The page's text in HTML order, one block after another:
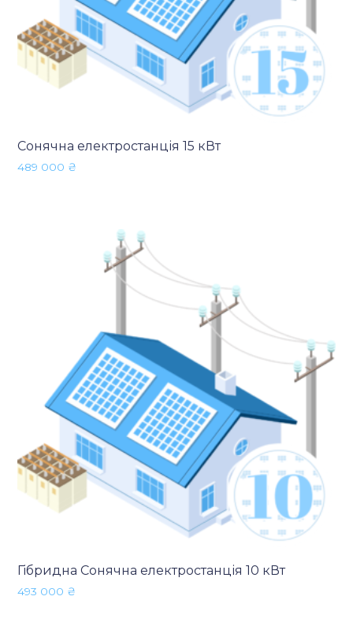
Сонячна електростанція 15 кВт
489 000 ₴
Гібридна Сонячна електростанція 10 кВт
493 000 ₴